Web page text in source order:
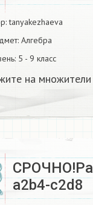
tanyakezhaeva
Алгебра
5 - 9 класс
на
a2b4-c2d8